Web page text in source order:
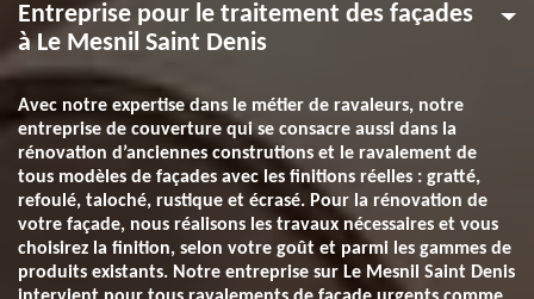
Entreprise pour le traitement des façades
à Le Mesnil Saint Denis
Avec notre expertise dans le métier de ravaleurs, notre
entreprise de couverture qui se consacre aussi dans la
rénovation d’anciennes construtions et le ravalement de
tous modèles de façades avec les finitions réelles : gratté,
refoulé, taloché, rustique et écrasé. Pour la rénovation de
votre façade, nous réalisons les travaux nécessaires et vous
choisirez la finition, selon votre goût et parmi les gammes de
produits existants. Notre entreprise sur Le Mesnil Saint Denis